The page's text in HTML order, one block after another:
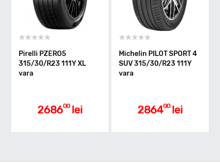
D
Aderenta pe carosabil ud
Pirelli PZERO5
315/30/R23 111Y XL
vara
268600 lei
Michelin PILOT SPORT 4
SUV 315/30/R23 111Y
vara
286400 lei